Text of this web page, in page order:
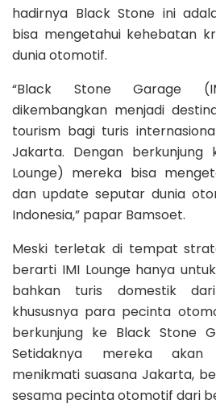
hadirnya Black Stone ini
bisa mengetahui kehebatan
dunia otomotif.
“Black Stone Garage
dikembangkan menjadi
tourism bagi turis
Jakarta. Dengan berkunjung
Lounge) mereka bisa
dan update seputar dunia
Indonesia,” papar Bamsoet.
Meski terletak di tempat
berarti IMI Lounge hanya
bahkan turis domestik
khususnya para pecinta
berkunjung ke Black Stone
Setidaknya mereka akan
menikmati suasana Jakarta,
sesama pecinta otomotif dari